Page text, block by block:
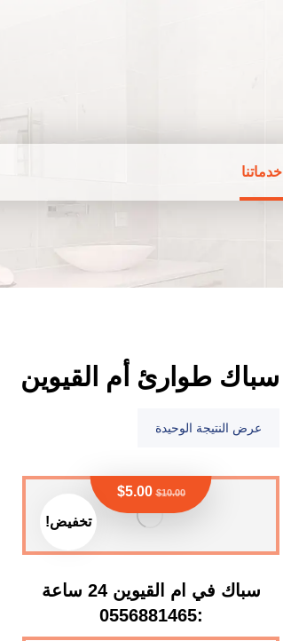
خدماتنا
سباك طوارئ أم القيوين
عرض النتيجة الوحيدة
تخفيض!
سباك في ام القيوين 24 ساعة
:0556881465
$10.00
$5.00